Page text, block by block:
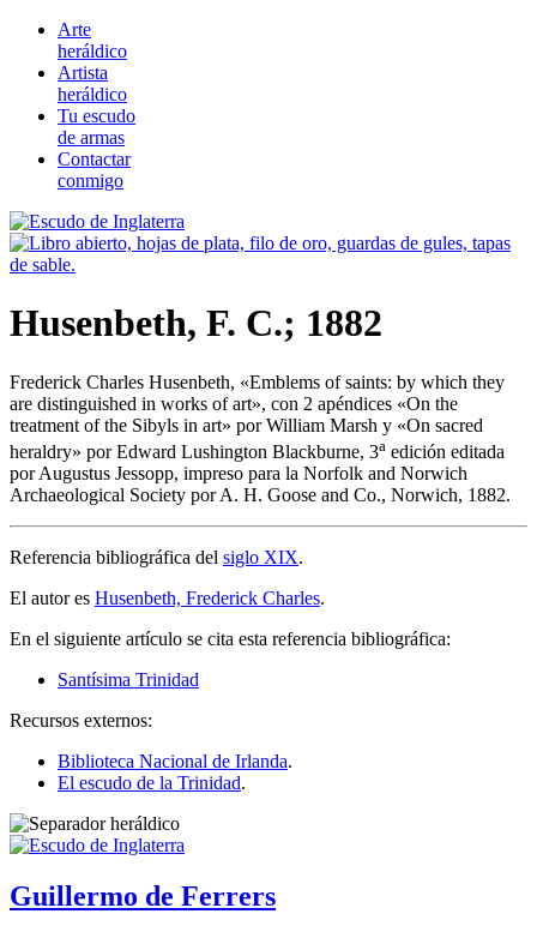
Arte
heráldico
Artista
heráldico
Tu escudo
de armas
Contactar
conmigo
Husenbeth, F. C.; 1882
Frederick Charles Husenbeth, «Emblems of saints: by which they
are distinguished in works of art», con 2 apéndices «On the
treatment of the Sibyls in art» por William Marsh y «On sacred
heraldry» por Edward Lushington Blackburne, 3a edición editada
por Augustus Jessopp, impreso para la Norfolk and Norwich
Archaeological Society por A. H. Goose and Co., Norwich, 1882.
Referencia bibliográfica del siglo XIX.
El autor es Husenbeth, Frederick Charles.
En el siguiente artículo se cita esta referencia bibliográfica:
Santísima Trinidad
Recursos externos:
Biblioteca Nacional de Irlanda.
El escudo de la Trinidad.
Guillermo de Ferrers